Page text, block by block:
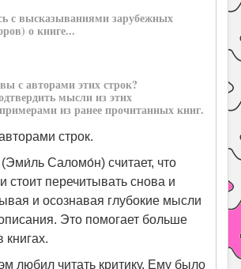
с высказываниями зарубежных
о книге...
с авторами этих строк?
мысли из этих
из ранее прочитанных книг.
строк.
Саломо́н) считает, что
стоит перечитывать снова и
и осознавая глубокие мысли
Это помогает больше
книгах.
любил читать критику. Ему было